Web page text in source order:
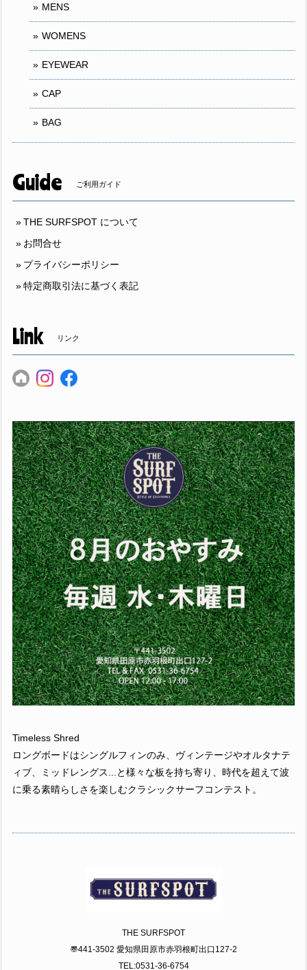
MENS
WOMENS
EYEWEAR
CAP
BAG
Guide ご利用ガイド
THE SURFSPOT について
お問合せ
プライバシーポリシー
特定商取引法に基づく表記
Link リンク
Timeless Shred
ロングボードはシングルフィンのみ、ヴィンテージやオルタナテ
ィブ、ミッドレングス...と様々な板を持ち寄り、時代を超えて波
に乗る素晴らしさを楽しむクラシックサーフコンテスト。
THE SURFSPOT
〠441-3502 愛知県田原市赤羽根町出口127-2
TEL:0531-36-6754